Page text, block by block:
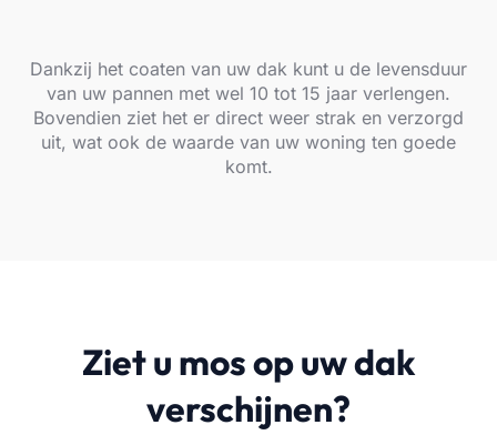
Dankzij het coaten van uw dak kunt u de levensduur
van uw pannen met wel 10 tot 15 jaar verlengen.
Bovendien ziet het er direct weer strak en verzorgd
uit, wat ook de waarde van uw woning ten goede
komt.
Ziet u mos op uw dak
verschijnen?